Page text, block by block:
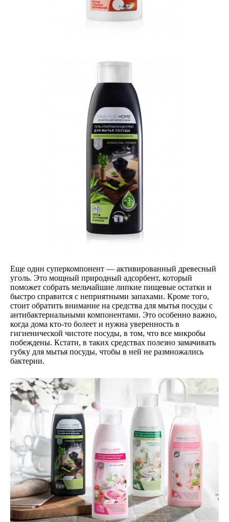
Еще один суперкомпонент — активированный древесный
уголь. Это мощный природный адсорбент, который
поможет собрать мельчайшие липкие пищевые остатки и
быстро справится с неприятными запахами. Кроме того,
стоит обратить внимание на средства для мытья посуды с
антибактериальными компонентами. Это особенно важно,
когда дома кто-то болеет и нужна уверенность в
гигиенической чистоте посуды, в том, что все микробы
побеждены. Кстати, в таких средствах полезно замачивать
губку для мытья посуды, чтобы в ней не размножались
бактерии.